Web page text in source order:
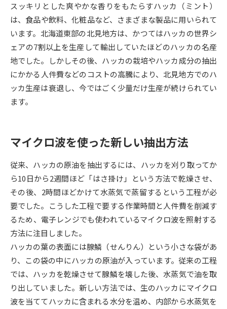
大学研究 大学検索
大学で学べる内容や特徴を調べる
新増設大学・学部・学科特集
国際・グローバルに強い大学特
新学年スタート号特集ページ
（高3生用）
新学年スタート号特集ページ
（高2生用）
SELFBRAND特集ページ
オープンキャンパスなどを調べる
オープンキャンパス検索 実施プログラムから探す
来場型・Web型イベント特集 夢ナビライブ
スッキリとした爽やかな香りをもたらすハッカ（ミント）
は、食品や飲料、化粧品など、さまざまな製品に用いられて
います。北海道東部の北見地方は、かつてはハッカの世界シ
ェアの7割以上を生産して輸出していたほどのハッカの名産
地でした。しかしその後、ハッカの栽培やハッカ成分の抽出
にかかる人件費などのコストの高騰により、北見地方でのハ
ッカ生産は衰退し、今ではごく少量だけ生産が続けられてい
ます。
マイクロ波を使った新しい抽出方法
従来、ハッカの原油を抽出するには、ハッカを刈り取ってか
ら10日から2週間ほど「はさ掛け」という方法で乾燥させ、
その後、2時間ほどかけて水蒸気で蒸留するという工程が必
要でした。こうした工程で要する作業時間と人件費を削減す
るため、電子レンジでも使われているマイクロ波を照射する
方法に注目しました。
ハッカの葉の表面には腺鱗（せんりん）という小さな袋があ
り、この袋の中にハッカの原油が入っています。従来の工程
では、ハッカを乾燥させて腺鱗を壊した後、水蒸気で油を取
り出していました。新しい方法では、生のハッカにマイクロ
波を当ててハッカに含まれる水分を温め、内部から水蒸気を